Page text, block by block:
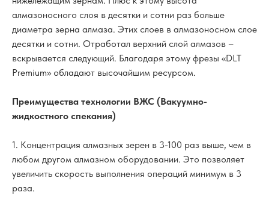
алмазоносного слоя в десятки и сотни раз больше
диаметра зерна алмаза. Этих слоев в алмазоносном слое
десятки и сотни. Отработал верхний слой алмазов –
вскрывается следующий. Благодаря этому фрезы «DLT
Premium» обладают высочайшим ресурсом.
Преимущества технологии ВЖС (Вакуумно-
жидкостного спекания)
1. Концентрация алмазных зерен в 3-100 раз выше, чем в
любом другом алмазном оборудовании. Это позволяет
увеличить скорость выполнения операций минимум в 3
раза.